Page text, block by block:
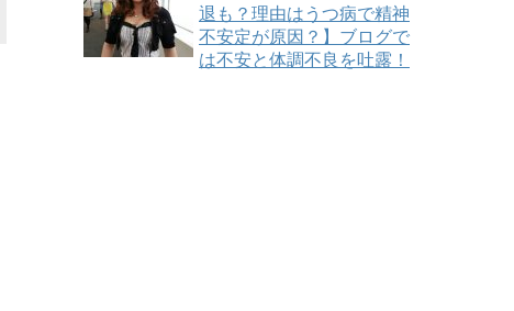
退も？理由はうつ病で精神
不安定が原因？】ブログで
は不安と体調不良を吐露！